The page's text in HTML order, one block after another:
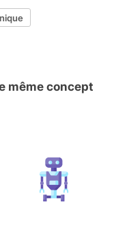
même concept